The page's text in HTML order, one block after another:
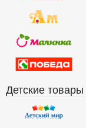
Детские товары